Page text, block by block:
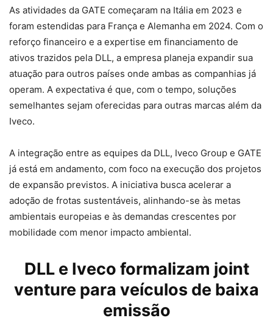
As atividades da GATE começaram na Itália em 2023 e
foram estendidas para França e Alemanha em 2024. Com o
reforço financeiro e a expertise em financiamento de
ativos trazidos pela DLL, a empresa planeja expandir sua
atuação para outros países onde ambas as companhias já
operam. A expectativa é que, com o tempo, soluções
semelhantes sejam oferecidas para outras marcas além da
Iveco.
A integração entre as equipes da DLL, Iveco Group e GATE
já está em andamento, com foco na execução dos projetos
de expansão previstos. A iniciativa busca acelerar a
adoção de frotas sustentáveis, alinhando-se às metas
ambientais europeias e às demandas crescentes por
mobilidade com menor impacto ambiental.
DLL e Iveco formalizam joint
venture para veículos de baixa
emissão